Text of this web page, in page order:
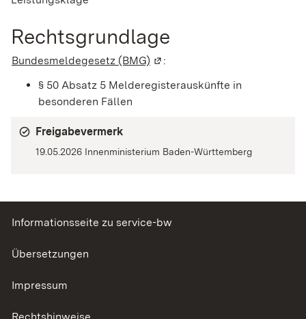
Rechtsgrundlage
Bundesmeldegesetz (BMG) (Wird in einem neuen Fenster
:
§ 50 Absatz 5 Melderegisterauskünfte in
besonderen Fällen
Freigabevermerk
19.05.2026 Innenministerium Baden-Württemberg
Informationsseite zu service-bw
Übersetzungen
Impressum